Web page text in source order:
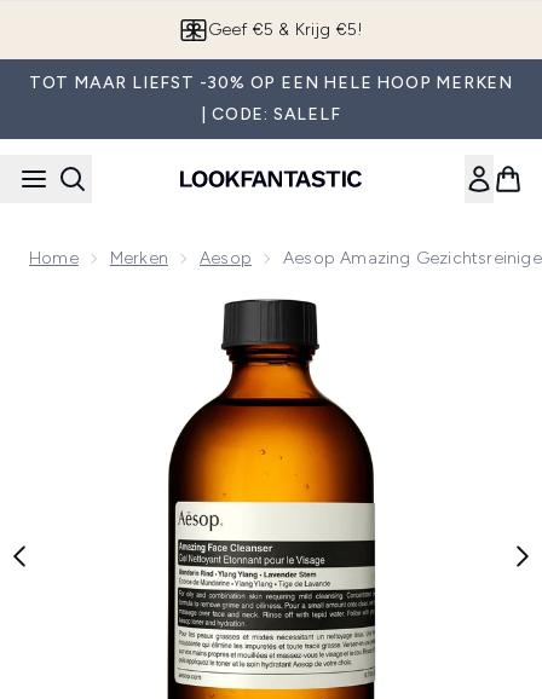
Geef €5 & Krijg €5!
TOT MAAR LIEFST -30% OP EEN HELE HOOP MERKEN
| CODE: SALELF
Home Merken Aesop Aesop Amazing
Now showing image 1 Aesop Amazing Gezichtsreiniger 200